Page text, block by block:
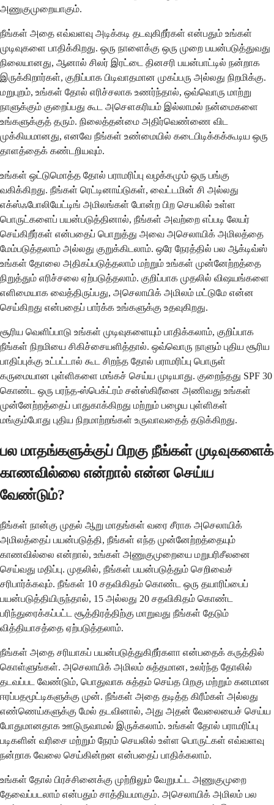
அணுகுமுறையாகும்.
நீங்கள் அதை எவ்வளவு அடிக்கடி தடவுகிறீர்கள் என்பதும் உங்கள்
முடிவுகளை பாதிக்கிறது. ஒரு நாளைக்கு ஒரு முறை பயன்படுத்துவது
நிலையானது, ஆனால் சிலர் இரட்டை தினசரி பயன்பாட்டில் நன்றாக
இருக்கிறார்கள், குறிப்பாக பிடிவாதமான முகப்பரு அல்லது நிறமிக்கு.
மறுபுறம், உங்கள் தோல் எரிச்சலாக உணர்ந்தால், ஒவ்வொரு மாற்று
நாளுக்கும் குறைப்பது கூட அசௌகரியம் இல்லாமல் நன்மைகளை
உங்களுக்குத் தரும். நிலைத்தன்மை அதிர்வெண்ணை விட
முக்கியமானது, எனவே நீங்கள் உண்மையில் கடைபிடிக்கக்கூடிய ஒரு
தாளத்தைக் கண்டறியவும்.
உங்கள் ஒட்டுமொத்த தோல் பராமரிப்பு வழக்கமும் ஒரு பங்கு
வகிக்கிறது. நீங்கள் ரெட்டினாய்டுகள், வைட்டமின் சி அல்லது
எக்ஸ்ஃபோலியேட்டிங் அமிலங்கள் போன்ற பிற செயலில் உள்ள
பொருட்களைப் பயன்படுத்தினால், நீங்கள் அவற்றை எப்படி லேயர்
செய்கிறீர்கள் என்பதைப் பொறுத்து அவை அசெலாயிக் அமிலத்தை
மேம்படுத்தலாம் அல்லது குறுக்கிடலாம். ஒரே நேரத்தில் பல ஆக்டிவ்ஸ்
உங்கள் தோலை அதிகப்படுத்தலாம் மற்றும் உங்கள் முன்னேற்றத்தை
நிறுத்தும் எரிச்சலை ஏற்படுத்தலாம். குறிப்பாக முதலில் விஷயங்களை
எளிமையாக வைத்திருப்பது, அசெலாயிக் அமிலம் மட்டுமே என்ன
செய்கிறது என்பதைப் பார்க்க உங்களுக்கு உதவுகிறது.
சூரிய வெளிப்பாடு உங்கள் முடிவுகளையும் பாதிக்கலாம், குறிப்பாக
நீங்கள் நிறமியை சிகிச்சையளித்தால். ஒவ்வொரு நாளும் புதிய சூரிய
பாதிப்புக்கு உட்பட்டால் கூட சிறந்த தோல் பராமரிப்பு பொருள்
கருமையான புள்ளிகளை மங்கச் செய்ய முடியாது. குறைந்தது SPF 30
கொண்ட ஒரு பரந்த-ஸ்பெக்ட்ரம் சன்ஸ்கிரீனை அணிவது உங்கள்
முன்னேற்றத்தைப் பாதுகாக்கிறது மற்றும் பழைய புள்ளிகள்
மங்கும்போது புதிய நிறமாற்றங்கள் உருவாவதைத் தடுக்கிறது.
பல மாதங்களுக்குப் பிறகு நீங்கள் முடிவுகளைக்
காணவில்லை என்றால் என்ன செய்ய
வேண்டும்?
நீங்கள் நான்கு முதல் ஆறு மாதங்கள் வரை சீராக அசெலாயிக்
அமிலத்தைப் பயன்படுத்தி, நீங்கள் எந்த முன்னேற்றத்தையும்
காணவில்லை என்றால், உங்கள் அணுகுமுறையை மறுபரிசீலனை
செய்வது மதிப்பு. முதலில், நீங்கள் பயன்படுத்தும் செறிவைச்
சரிபார்க்கவும். நீங்கள் 10 சதவிகிதம் கொண்ட ஒரு தயாரிப்பைப்
பயன்படுத்தியிருந்தால், 15 அல்லது 20 சதவிகிதம் கொண்ட
பரிந்துரைக்கப்பட்ட சூத்திரத்திற்கு மாறுவது நீங்கள் தேடும்
வித்தியாசத்தை ஏற்படுத்தலாம்.
நீங்கள் அதை சரியாகப் பயன்படுத்துகிறீர்களா என்பதைக் கருத்தில்
கொள்ளுங்கள். அசெலாயிக் அமிலம் சுத்தமான, உலர்ந்த தோலில்
தடவப்பட வேண்டும், பொதுவாக சுத்தம் செய்த பிறகு மற்றும் கனமான
ஈரப்பதமூட்டிகளுக்கு முன். நீங்கள் அதை தடித்த கிரீம்கள் அல்லது
எண்ணெய்களுக்கு மேல் தடவினால், அது அதன் வேலையைச் செய்ய
போதுமானதாக ஊடுருவாமல் இருக்கலாம். உங்கள் தோல் பராமரிப்பு
படிகளின் வரிசை மற்றும் நேரம் செயலில் உள்ள பொருட்கள் எவ்வளவு
நன்றாக வேலை செய்கின்றன என்பதைப் பாதிக்கலாம்.
உங்கள் தோல் பிரச்சினைக்கு முற்றிலும் வேறுபட்ட அணுகுமுறை
தேவைப்படலாம் என்பதும் சாத்தியமாகும். அசெலாயிக் அமிலம் பல